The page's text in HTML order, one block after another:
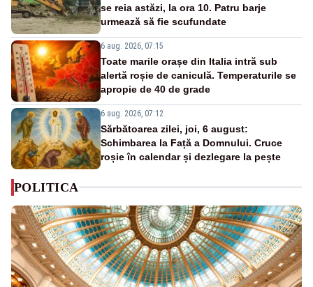
se reia astăzi, la ora 10. Patru barje
urmează să fie scufundate
6 aug. 2026, 07:15
Toate marile orașe din Italia intră sub
alertă roșie de caniculă. Temperaturile se
apropie de 40 de grade
6 aug. 2026, 07:12
Sărbătoarea zilei, joi, 6 august:
Schimbarea la Față a Domnului. Cruce
roșie în calendar și dezlegare la pește
POLITICA